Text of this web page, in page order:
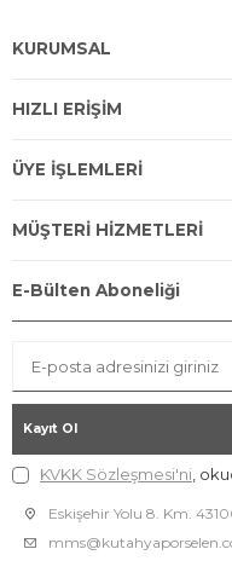
KURUMSAL
HIZLI ERİŞİM
ÜYE İŞLEMLERİ
MÜŞTERİ HİZMETLERİ
E-Bülten Aboneliği
Kayıt Ol
KVKK Sözleşmesi'ni ,
Eskişehir Yolu 8. Km.